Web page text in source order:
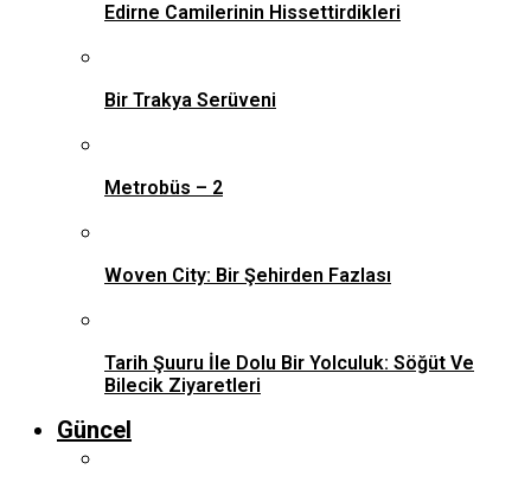
Edirne Camilerinin Hissettirdikleri
Bir Trakya Serüveni
Metrobüs – 2
Woven City: Bir Şehirden Fazlası
Tarih Şuuru İle Dolu Bir Yolculuk: Söğüt Ve
Bilecik Ziyaretleri
Güncel